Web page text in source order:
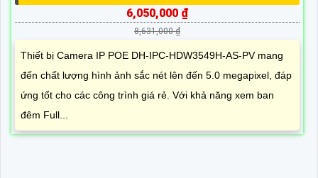
6,050,000 ₫
8,631,000 ₫
Thiết bị Camera IP POE DH-IPC-HDW3549H-AS-PV mang
đến chất lượng hình ảnh sắc nét lên đến 5.0 megapixel, đáp
ứng tốt cho các công trình giá rẻ. Với khả năng xem ban
đêm Full...